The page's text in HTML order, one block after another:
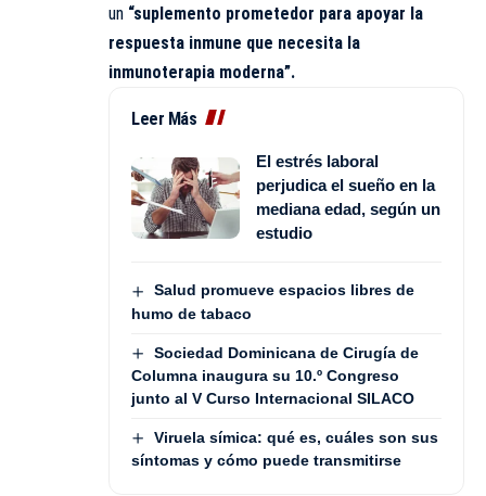
un “suplemento prometedor para apoyar la
respuesta inmune que necesita la
inmunoterapia moderna”.
Leer Más
El estrés laboral
perjudica el sueño en la
mediana edad, según un
estudio
Salud promueve espacios libres de
humo de tabaco
Sociedad Dominicana de Cirugía de
Columna inaugura su 10.º Congreso
junto al V Curso Internacional SILACO
Viruela símica: qué es, cuáles son sus
síntomas y cómo puede transmitirse